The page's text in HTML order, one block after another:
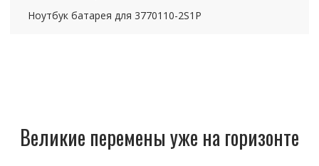
Ноутбук батарея для 3770110-2S1P
Великие перемены уже на горизонте